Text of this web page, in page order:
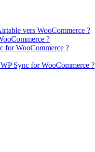
vers WooCommerce ?
?
for WooCommerce ?
Sync for WooCommerce ?